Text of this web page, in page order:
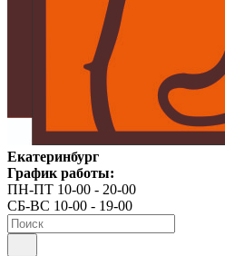
Екатеринбург
График работы:
ПН-ПТ 10-00 - 20-00
СБ-ВС 10-00 - 19-00